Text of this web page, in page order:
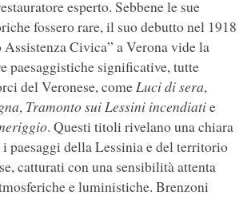
esperto. Sebbene le sue
fossero rare, il suo debutto nel 1918
Civica” a Verona vide la
paesaggistiche significative, tutte
del Veronese, comeLuci di sera,
, Tramonto sui Lessini incendiatie
. Questi titoli rivelano una chiara
paesaggi della Lessinia e del territorio
catturati con una sensibilità attenta
e luministiche. Brenzoni